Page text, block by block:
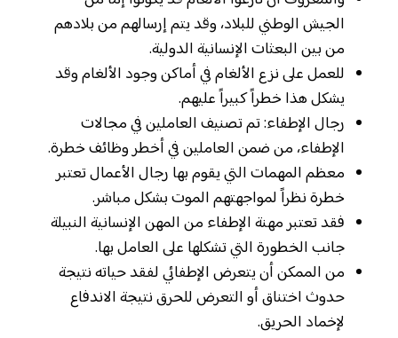
الجيش الوطني للبلاد، وقد يتم إرسالهم من بلادهم
من بين البعثات الإنسانية الدولية.
للعمل على نزع الألغام في أماكن وجود الألغام وقد
يشكل هذا خطراً كبيراً عليهم.
رجال الإطفاء: تم تصنيف العاملين في مجالات
الإطفاء، من ضمن العاملين في أخطر وظائف خطرة.
معظم المهمات التي يقوم بها رجال الأعمال تعتبر
خطرة نظراً لمواجهتهم الموت بشكل مباشر.
فقد تعتبر مهنة الإطفاء من المهن الإنسانية النبيلة
جانب الخطورة التي تشكلها على العامل بها.
من الممكن أن يتعرض الإطفائي لفقد حياته نتيجة
حدوث اختناق أو التعرض للحرق نتيجة الاندفاع
لإخماد الحريق.